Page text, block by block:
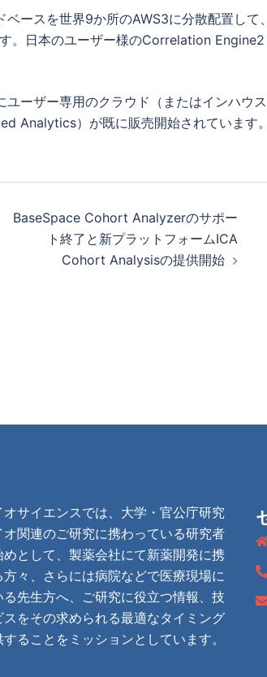
ースを世界9か所のAWS3に分散配置して
。日本のユーザー様のCorrelation Engine2
ーザー専用のクラウド（またはインハウ
Analytics）が既に販売開始されています。
BaseSpace Cohort Analyzerのサポー
ト終了と新プラットフォームICA
Cohort Analysisの提供開始
オサイエンスでは、大学・官公庁研究
オ関連のご研究に携わっている研究者
めとして、製薬会社にて新薬開発に携
々、さらには病院などで医療現場に
る先生方へ、ご研究に役立つ情報、技
スをその求められる最適なタイミング
ることをミッションとしています。